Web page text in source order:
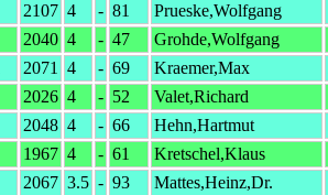
2107 4 - 81 Prueske,Wolfgang
2040 4 - 47 Grohde,Wolfgang
2071 4 - 69 Kraemer,Max
2026 4 - 52 Valet,Richard
2048 4 - 66 Hehn,Hartmut
1967 4 - 61 Kretschel,Klaus
2067 3.5 - 93 Mattes,Heinz,Dr.